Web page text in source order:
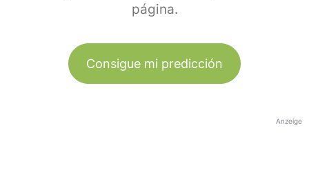
página.
Consigue mi predicción
Anzeige